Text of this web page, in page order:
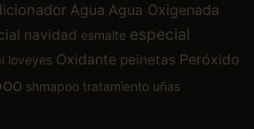
Agua Agua Oxigenada
navidad esmalte especial
loveyes Oxidante peinetas Peróxido
shmapoo tratamiento uñas